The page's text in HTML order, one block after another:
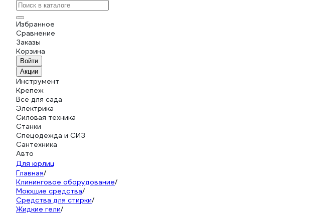
Избранное
Сравнение
Заказы
Корзина
Войти
Акции
Инструмент
Крепеж
Всё для сада
Электрика
Силовая техника
Станки
Спецодежда и СИЗ
Сантехника
Авто
Для юрлиц
Главная/
Клининговое оборудование/
Моющие средства/
Средства для стирки/
Жидкие гели/